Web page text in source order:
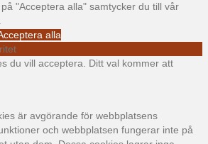
"Acceptera alla" samtycker du till vår
alla
du vill acceptera. Ditt val kommer att
är avgörande för webbplatsens
och webbplatsen fungerar inte på